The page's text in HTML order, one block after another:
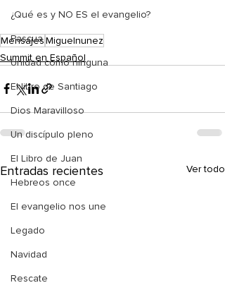
¿Qué es y NO ES el evangelio?
Pascua
Unidad como ninguna
El libro de Santiago
Dios Maravilloso
Un discípulo pleno
El Libro de Juan
Hebreos once
El evangelio nos une
Legado
Navidad
Rescate
MensajesMiguelnunez
Summit en Español
Entradas recientes Ver todo